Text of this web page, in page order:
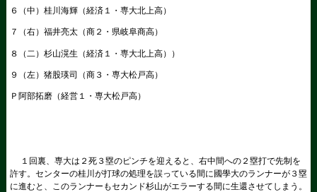
６（中）桂川海輝（経済１・専大北上高）
７（右）福井亮太（商２・県岐阜商高）
８（二）杉山滉生（経済１・専大北上高））
９（左）猪股瑛司（商３・専大松戸高）
Ｐ阿部拓磨（経営１・専大松戸高）
１回裏、専大は２死３塁のピンチを迎えると、右中間への２塁打で先制を
許す。センターの桂川が打球の処理を誤っている間に國學大のランナーが３塁
に進むと、このランナーもセカンド杉山がエラーする間に生還させてしまう。